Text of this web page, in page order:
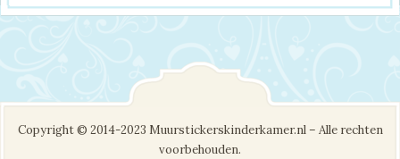
Copyright © 2014-2023 Muurstickerskinderkamer.nl – Alle rechten
voorbehouden.